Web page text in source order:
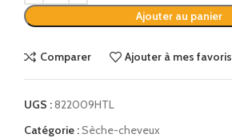
Ajouter au panier
Comparer Ajouter à mes favoris
UGS :822009HTL
Catégorie :Sèche-cheveux